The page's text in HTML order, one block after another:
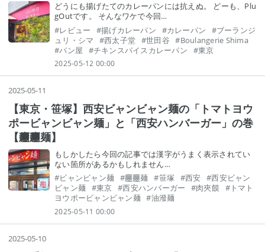
どうにも揚げたてのカレーパンには抗えぬ。 どーも、Plu
gOutです。 そんなワケで今回…
#レビュー #揚げカレーパン #カレーパン #ブーランジ
ュリ・シマ
#西太子堂 #世田谷 #Boulangerie Shima
#パン屋 #チキンスパイスカレーパン #東京
2025-05-12 00:00
2025-05-11
【東京・笹塚】西安ビャンビャン麺の「トマトヨウ
ポービャンビャン麺」と「西安ハンバーガー」の巻
【𰻞𰻞麺】
もしかしたら今回の記事では漢字がうまく表示されてい
ない箇所があるかもしれません…
#ビャンビャン麺 #𰻞𰻞麺 #笹塚 #西安 #西安ビャン
ビャン麺
#東京 #西安ハンバーガー #肉夾饃 #トマト
ヨウポービャンビャン麺 #油潑麺
2025-05-11 00:00
2025-05-10